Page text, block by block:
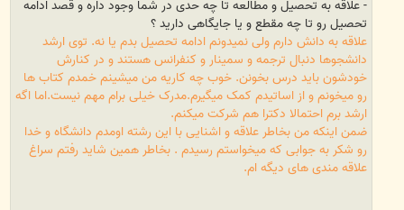
- علاقه به تحصیل و مطالعه تا چه حدی در شما وجود داره و قصد ادامه
تحصیل رو تا چه مقطع و یا جایگاهی دارید ؟
علاقه به دانش دارم ولی نمیدونم ادامه تحصیل بدم یا نه. توی ارشد
دانشجوها دنبال ترجمه و سمینار و کنفرانس هستند و در کنارش
خودشون باید درس بخونن. خوب چه کاریه من میشینم خمدم کتاب ها
رو میخونم و از اساتیدم کمک میگیرم.مدرک خیلی برام مهم نیست.اما اگه
ارشد برم احتمالا دکترا هم شرکت میکنم.
ضمن اینکه من بخاطر علاقه و اشنایی با این رشته اومدم دانشگاه و خدا
رو شکر به جوابی که میخواستم رسیدم . بخاطر همین شاید رفتم سراغ
علاقه مندی های دیگه ام.